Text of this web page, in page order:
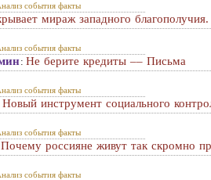
события факты
мираж западного
события факты
: Не берите кредиты –– Письма
события факты
Новый инструмент социального
события факты
Почему россияне живут так скромно
события факты